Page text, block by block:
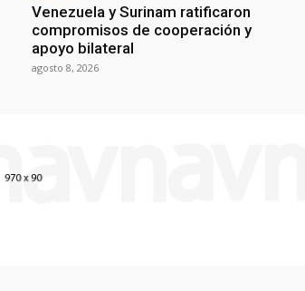
Venezuela y Surinam ratificaron
compromisos de cooperación y
apoyo bilateral
agosto 8, 2026